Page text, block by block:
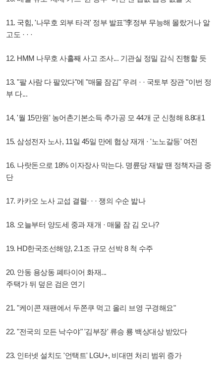
11. 국힘, '나무호 외부 타격' 정부 발표"李정부 무능해 몰랐거나 알
고도 · · ·
12. HMM 나무호 사흘째 사고 조사... 기관실 정밀 감식 진행할 듯
13. "팔 사람 다 팔았다"에 "매물 잠김" 우려 · · 국토부 장관 "이번 정
부 다...
14, '월 15만원' 농어촌기본소득 추가공 모 44개 군 신청해 8.8대1
15. 삼성전자 노사, 11일 45일 만에 협상 재개 · '노노갈등' 여전
16. 나랏돈으로 18% 이자장사 막는다. 명륜당 재발 땐 정책자금 중
단
17. 카카오 노사 교섭 결렬· · · 쟁의 수순 밟나
18. 오늘부터 양도세 중과 재개 · 매물 잠 김 오나?
19. HD한국조선해양, 2.1조 규모 선박 8 척 수주
20. 안동 용상동 폐타이어 화재...
주택가 뒤 덮은 검은 연기
21. "케이콘 재팬에서 두쫀쿠 먹고 올리 브영 구경해요"
22. "전국의 모든 낙수야" '김부장' 류승 룡 백상대상 받았다
23. 인터넷 설치도 '언택트' LGU+, 비대면 처리 범위 증가